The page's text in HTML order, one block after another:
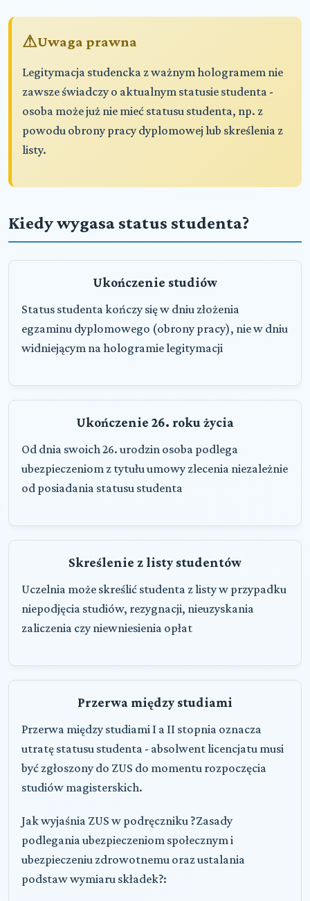
Uwaga prawna
Legitymacja studencka z ważnym hologramem nie
zawsze świadczy o aktualnym statusie studenta -
osoba może już nie mieć statusu studenta, np. z
powodu obrony pracy dyplomowej lub skreślenia z
listy.
Kiedy wygasa status studenta?
Ukończenie studiów
Status studenta kończy się w dniu złożenia
egzaminu dyplomowego (obrony pracy), nie w dniu
widniejącym na hologramie legitymacji
Ukończenie 26. roku życia
Od dnia swoich 26. urodzin osoba podlega
ubezpieczeniom z tytułu umowy zlecenia niezależnie
od posiadania statusu studenta
Skreślenie z listy studentów
Uczelnia może skreślić studenta z listy w przypadku
niepodjęcia studiów, rezygnacji, nieuzyskania
zaliczenia czy niewniesienia opłat
Przerwa między studiami
Przerwa między studiami I a II stopnia oznacza
utratę statusu studenta - absolwent licencjatu musi
być zgłoszony do ZUS do momentu rozpoczęcia
studiów magisterskich.
Jak wyjaśnia ZUS w podręczniku ?Zasady
podlegania ubezpieczeniom społecznym i
ubezpieczeniu zdrowotnemu oraz ustalania
podstaw wymiaru składek?: